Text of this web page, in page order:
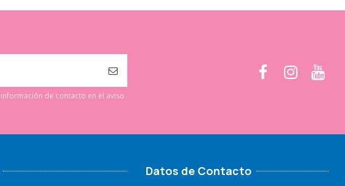
de contacto en el aviso
Datos de Contacto